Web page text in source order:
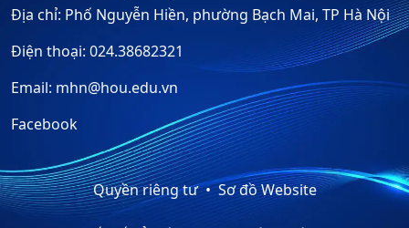
Địa chỉ: Phố Nguyễn Hiền, phường Bạch Mai, TP Hà Nội
Điện thoại: 024.38682321
Email: mhn@hou.edu.vn
Facebook
Quyền riêng tư Sơ đồ Website